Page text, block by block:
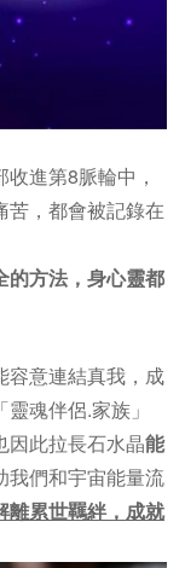
進第8脈輪中，
苦，都會被記錄在
的方法，身心靈都
容意連結真我，成
魂伴侶.家族」
因此拉長石水晶能
我們和宇宙能量流
離累世羈絆，成就